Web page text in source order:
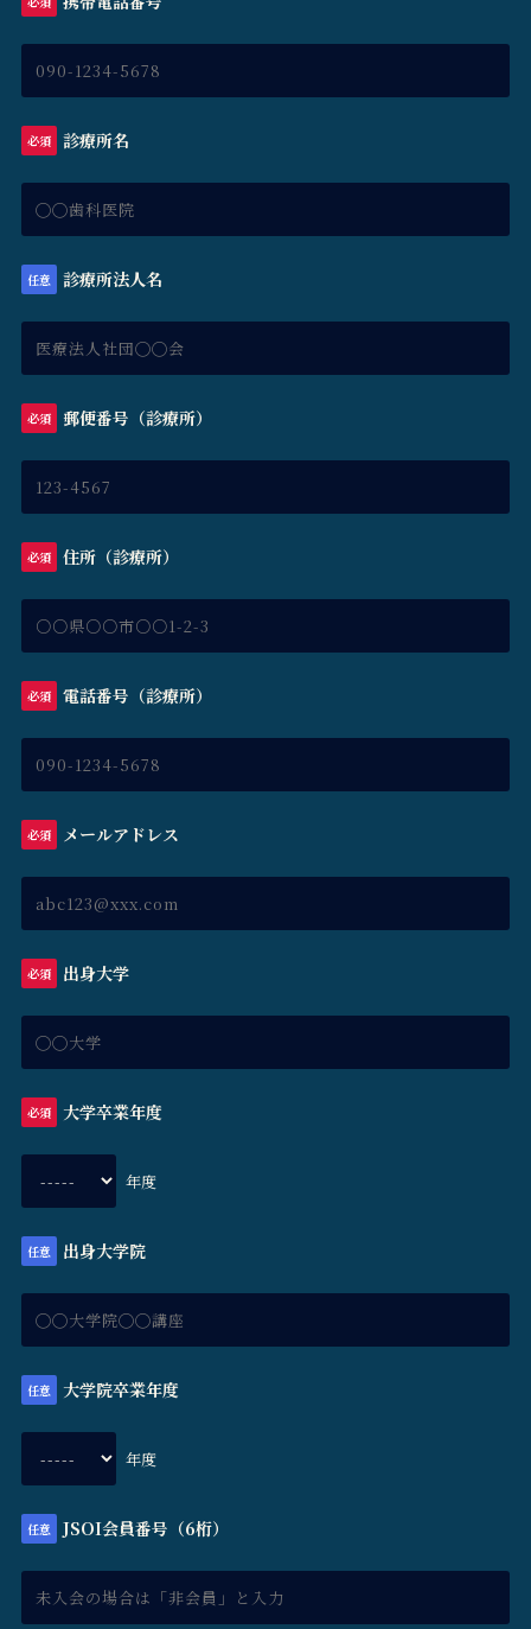
必須 診療所名
任意 診療所法人名
必須 郵便番号（診療所）
必須 住所（診療所）
必須 電話番号（診療所）
必須 メールアドレス
必須 出身大学
必須 大学卒業年度
年度
任意 出身大学院
任意 大学院卒業年度
年度
任意 JSOI会員番号（6桁）